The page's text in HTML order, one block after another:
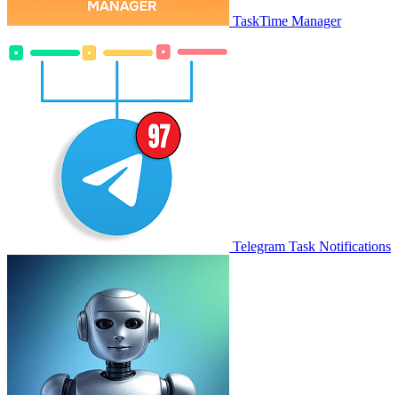
TaskTime Manager
Telegram Task Notifications